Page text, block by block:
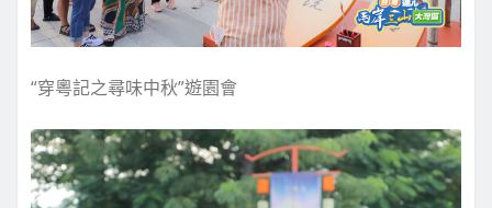
“穿粵記之尋味中秋”遊園會